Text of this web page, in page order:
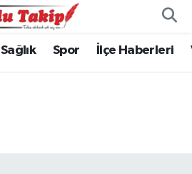
Sağlık Spor İlçe Haberleri